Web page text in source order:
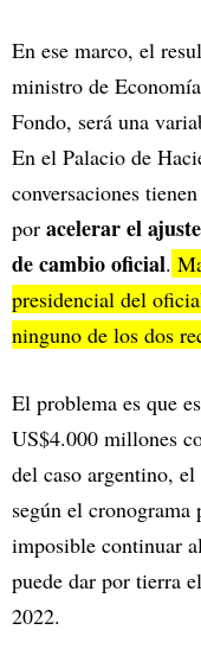
En ese marco, el
ministro de
Fondo, será una
En el Palacio de
conversaciones
por acelerar el
de cambio oficial.
presidencial del
ninguno de los dos
El problema es que
US$4.000 millones
del caso argentino,
según el
imposible continuar
puede dar por tierra
2022.